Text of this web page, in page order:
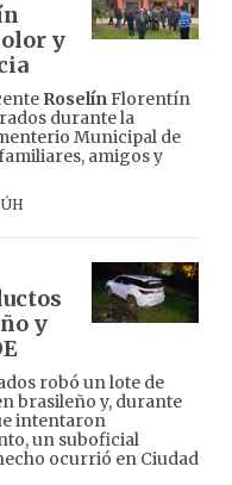
y
RoselínFlorentín
durante la
Municipal de
amigos y
y
robó un lote de
brasileño y, durante
intentaron
un suboficial
ocurrió en Ciudad